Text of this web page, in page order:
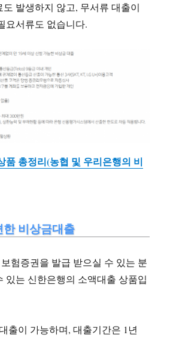
발생하지 않고, 무서류 대출이
요서류도 없습니다.
품 총정리(농협 및 우리은행의 비
비상금대출
험증권을 발급 받으실 수 있는 분
있는 신한은행의 소액대출 상품입
출이 가능하며, 대출기간은 1년